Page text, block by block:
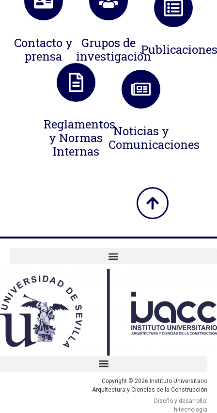
Contacto y
prensa
Grupos de
investigación
Reglamentos
y Normas
Internas
Noticias y
Comunicaciones
Copyright © 2026 Instituto Universitario
Arquitectura y Ciencias de la Construcción
Diseño y desarrollo:
h-tecnología